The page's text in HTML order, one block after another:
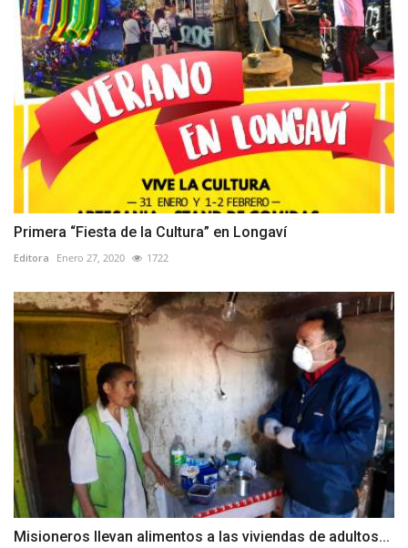
Primera “Fiesta de la Cultura” en Longaví
Editora Enero 27, 2020 1722
Misioneros llevan alimentos a las viviendas de adultos...